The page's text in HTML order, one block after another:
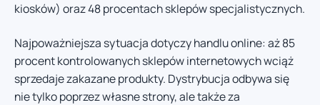
kiosków) oraz 48 procentach sklepów specjalistycznych.
Najpoważniejsza sytuacja dotyczy handlu online: aż 85
procent kontrolowanych sklepów internetowych wciąż
sprzedaje zakazane produkty. Dystrybucja odbywa się
nie tylko poprzez własne strony, ale także za